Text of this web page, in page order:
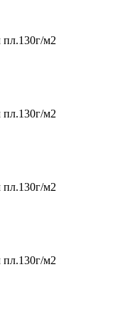
м2
м2
м2
м2